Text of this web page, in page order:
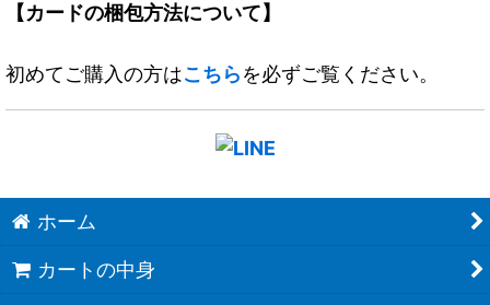
【カードの梱包方法について】
初めてご購入の方はこちらを必ずご覧ください。
ホーム
カートの中身